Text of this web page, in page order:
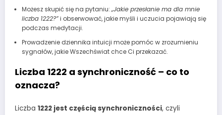
Możesz skupić się na pytaniu:„Jakie przesłanie ma dla mnie
liczba 1222?”i obserwować, jakie myśli i uczucia pojawiają się
podczas medytacji.
Prowadzenie dziennika intuicji może pomóc w zrozumieniu
sygnałów, jakie Wszechświat chce Ci przekazać.
Liczba 1222 a synchroniczność – co to
oznacza?
Liczba 1222 jest częścią synchroniczności, czyli